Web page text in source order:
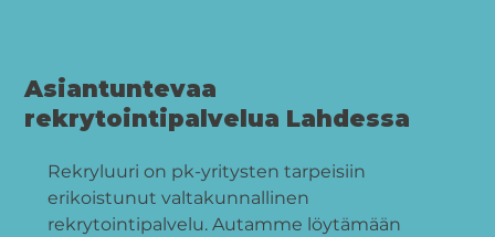
Asiantuntevaa
rekrytointipalvelua Lahdessa
Rekryluuri on pk-yritysten tarpeisiin
erikoistunut valtakunnallinen
rekrytointipalvelu. Autamme löytämään